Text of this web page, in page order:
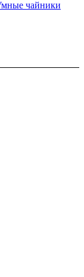
чайники